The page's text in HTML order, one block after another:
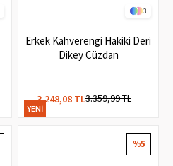
3
Erkek Kahverengi Hakiki Deri
Dikey Cüzdan
3.248,08 TL3.359,99 TL
YENI
%5